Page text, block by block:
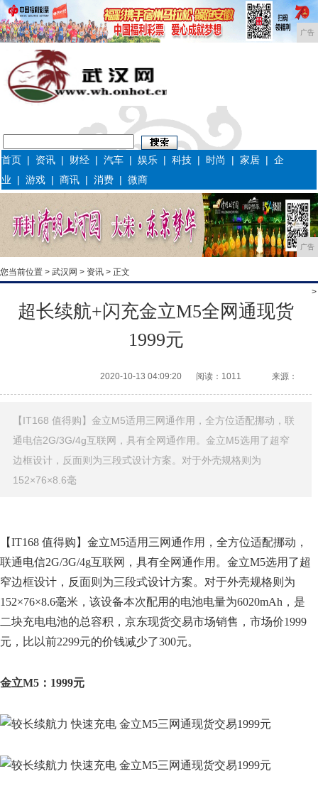
广告
首页 | 资讯 | 财经 |汽车 |娱乐 |科技 | 时尚 |家居 |企
业 |游戏 |商讯 |消费 |微商
广告
您当前位置 > 武汉网 > 资讯 > 正文
>
超长续航+闪充金立M5全网通现货
1999元
2020-10-13 04:09:20 阅读：1011 来源：
【IT168 值得购】金立M5适用三网通作用，全方位适配挪动，联
通电信2G/3G/4g互联网，具有全网通作用。金立M5选用了超窄
边框设计，反面则为三段式设计方案。对于外壳规格则为
152×76×8.6毫
【IT168 值得购】金立M5适用三网通作用，全方位适配挪动，
联通电信2G/3G/4g互联网，具有全网通作用。金立M5选用了超
窄边框设计，反面则为三段式设计方案。对于外壳规格则为
152×76×8.6毫米，该设备本次配用的电池电量为6020mAh，是
二块充电电池的总容积，京东现货交易市场销售，市场价1999
元，比以前2299元的价钱减少了300元。
金立M5：1999元